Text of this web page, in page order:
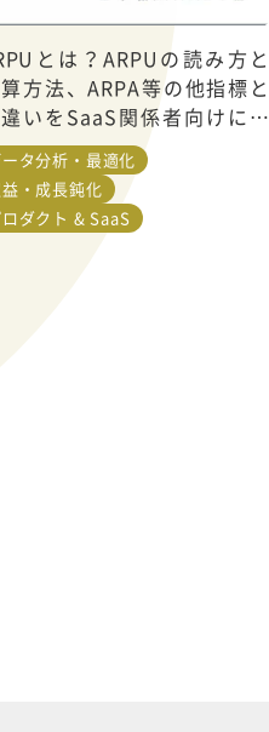
とは？ARPUの読み方と
方法、ARPA等の他指標と
いをSaaS関係者向けに解
タ分析・最適化
・成長鈍化
ダクト & SaaS